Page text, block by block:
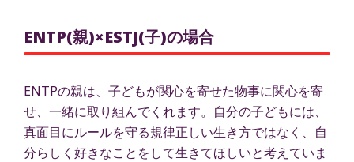
ENTP(親)×ESTJ(子)の場合
ENTPの親は、子どもが関心を寄せた物事に関心を寄
せ、一緒に取り組んでくれます。自分の子どもには、
真面目にルールを守る規律正しい生き方ではなく、自
分らしく好きなことをして生きてほしいと考えていま